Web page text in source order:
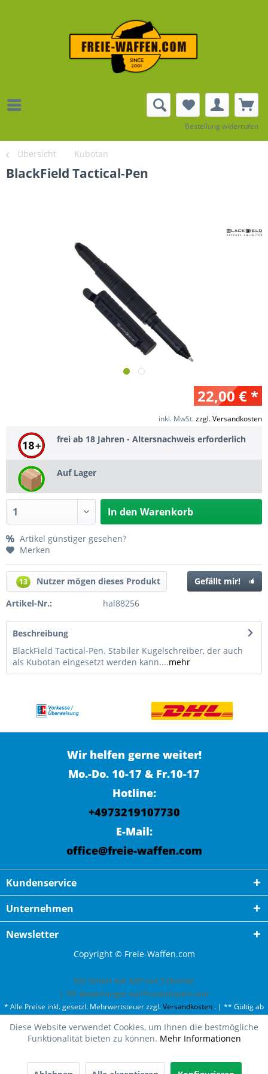
Bestellung widerrufen
Übersicht Kubotan
BlackField Tactical-Pen
22,00 € *
inkl. MwSt.zzgl. Versandkosten
frei ab 18 Jahren - Altersnachweis erforderlich
Auf Lager
In den Warenkorb
Artikel günstiger gesehen?
Merken
13 Nutzer mögen dieses Produkt
Gefällt mir!
Artikel-Nr.:
hal88256
Beschreibung
BlackField Tactical-Pen. Stabiler Kugelschreiber, der auch
als Kubotan eingesetzt werden kann....mehr
Wir helfen gerne weiter!
Mo.-Do. 10-17 & Fr.10-17
Hotline:
+4973219107730
E-Mail:
office@freie-waffen.com
Kundenservice
Unternehmen
Newsletter
Copyright © Freie-Waffen.com
ESC GmbH hat 4,87von 5Sternen
| 791 Bewertungen auf ProvenExpert.com
* Alle Preise inkl. gesetzl. Mehrwertsteuer zzgl.Versandkosten . | ** Gültig ab
ausgenommen Gefahrgut. Weitere Ländern finden Sie unterVersandkosten
Diese Website verwendet Cookies, um Ihnen die bestmögliche
Funktionalität bieten zu können. Mehr Informationen